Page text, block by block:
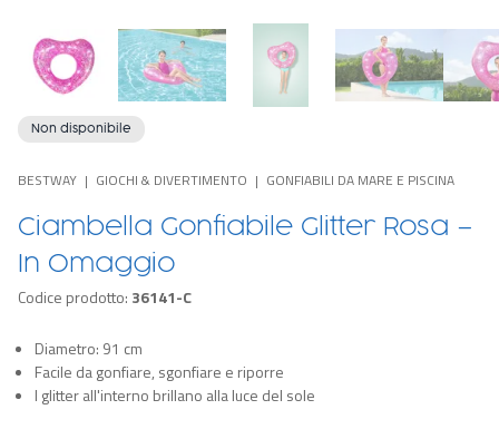
Non disponibile
BESTWAY GIOCHI & DIVERTIMENTO GONFIABILI DA MARE E PISCINA
Ciambella Gonfiabile Glitter Rosa –
In Omaggio
Codice prodotto: 36141-C
Diametro: 91 cm
Facile da gonfiare, sgonfiare e riporre
I glitter all'interno brillano alla luce del sole